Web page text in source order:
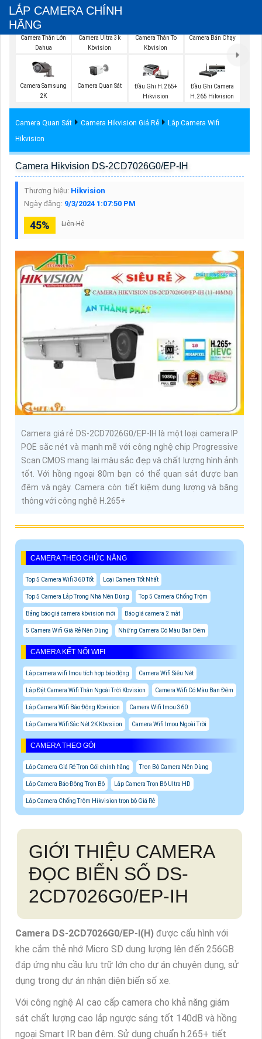
LẮP CAMERA CHÍNH
HÃNG
Camera Thân Lớn
Dahua
Camera Ultra 3k
Kbvision
Camera Thân To
Kbvision
Camera Bán Chạy
Camera Samsung
2K
Camera Quan Sát
Đầu Ghi H.265+
Hikvision
Đầu Ghi Camera
H.265 Hikvision
Camera Quan Sát Camera Hikvision Giá Rẻ
Lắp Camera Wifi
Hikvision
Camera Hikvision DS-2CD7026G0/EP-IH
Thương hiệu: Hikvision
Ngày đăng: 9/3/2024 1:07:50 PM
45% Liên Hệ
Camera giá rẻ DS-2CD7026G0/EP-IH là một loại camera IP
POE sắc nét và mạnh mẽ với công nghệ chip Progressive
Scan CMOS mang lại màu sắc đẹp và chất lượng hình ảnh
tốt. Với hồng ngoại 80m bạn có thể quan sát được ban
đêm và ngày. Camera còn tiết kiệm dung lượng và băng
thông với công nghệ H.265+
CAMERA THEO CHỨC NĂNG
Top 5 Camera Wifi 360 Tốt Loại Camera Tốt Nhất
Top 5 Camera Lắp Trong Nhà Nên Dùng Top 5 Camera Chống Trộm
Bảng báo giá camera kbvision mới Báo giá camera 2 mắt
5 Camera Wifi Giá Rẻ Nên Dùng Những Camera Có Màu Ban Đêm
CAMERA KẾT NỐI WIFI
Lắp camera wifi Imou tích hợp báo động Camera Wifi Siêu Nét
Lắp Đặt Camera Wifi Thân Ngoài Trời Kbvision Camera Wifi Có Màu Ban Đêm
Lắp Camera Wifi Báo Động Kbvision Camera Wifi Imou 360
Lắp Camera Wifi Sắc Nét 2K Kbvsiion Camera Wifi Imou Ngoài Trời
CAMERA THEO GÓI
Lắp Camera Giá Rẻ Trọn Gói chính hãng Trọn Bộ Camera Nên Dùng
Lắp Camera Báo Động Trọn Bộ Lắp Camera Trọn Bộ Ultra HD
Lắp Camera Chống Trộm Hikvision trọn bộ Giá Rẻ
GIỚI THIỆU CAMERA
ĐỌC BIỂN SỐ DS-
2CD7026G0/EP-IH
Camera DS-2CD7026G0/EP-I(H) được cấu hình với
khe cắm thẻ nhớ Micro SD dung lượng lên đến 256GB
đáp ứng nhu cầu lưu trữ lớn cho dự án chuyên dụng, sử
dụng trong dự án nhận diện biển số xe.
Với công nghệ AI cao cấp camera cho khả năng giám
sát chất lượng cao lắp ngược sáng tốt 140dB và hồng
ngoại Smart IR ban đêm. Sử dụng chuẩn h.265+ tiết